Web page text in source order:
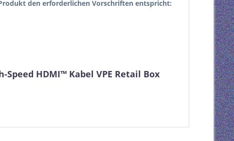
den erforderlichen Vorschriften entspricht:
HDMI™ Kabel VPE Retail Box